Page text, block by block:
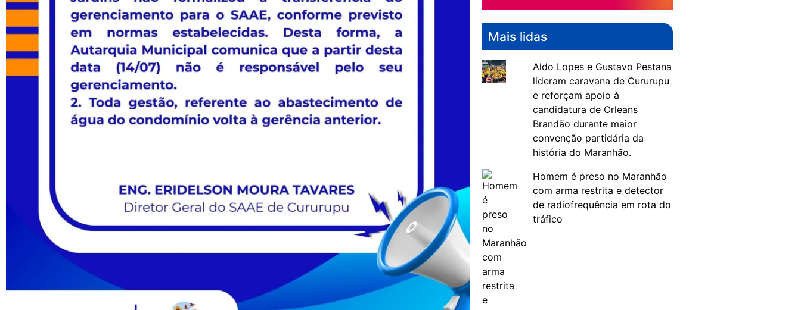
Mais lidas
Aldo Lopes e Gustavo Pestana
lideram caravana de Cururupu
e reforçam apoio à
candidatura de Orleans
Brandão durante maior
convenção partidária da
história do Maranhão.
Homem é preso no Maranhão
com arma restrita e detector
de radiofrequência em rota do
tráfico